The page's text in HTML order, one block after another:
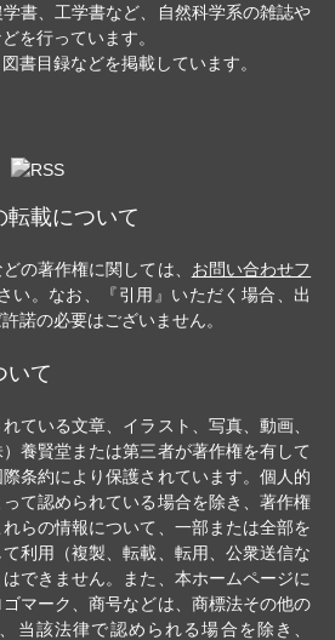
書、工学書など、自然科学系の雑誌や
を行っています。
書目録などを掲載しています。
転載について
の著作権に関しては、 お問い合わせフ
い。なお、『引用』いただく場合、出
諾の必要はございません。
いて
ている文章、イラスト、写真、動画、
養賢堂または第三者が著作権を有して
条約により保護されています。個人的
て認められている場合を除き、著作権
らの情報について、一部または全部を
利用（複製、転載、転用、公衆送信な
できません。また、本ホームページに
マーク、商号などは、商標法その他の
当該法律で認められる場合を除き、